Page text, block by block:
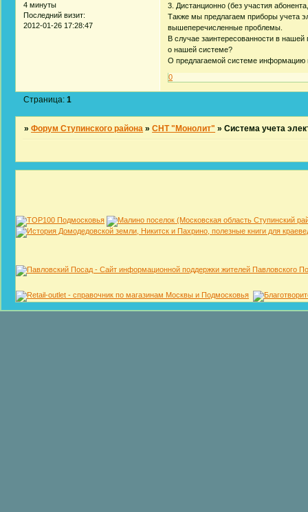
4 минуты
Последний визит:
2012-01-26 17:28:47
3. Дистанционно (без участия
Также мы предлагаем приборы учета
вышеперечисленные проблемы.
В случае заинтересованности в
о нашей системе?
О предлагаемой системе информацию
0
Страница:1
»Форум Ступинского района »СНТ "Монолит" »Система учета